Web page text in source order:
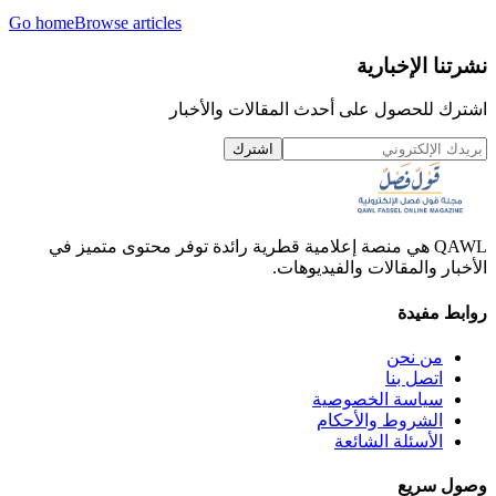
Go homeBrowse articles
نشرتنا الإخبارية
اشترك للحصول على أحدث المقالات والأخبار
اشترك
QAWL هي منصة إعلامية قطرية رائدة توفر محتوى متميز في
الأخبار والمقالات والفيديوهات.
روابط مفيدة
من نحن
اتصل بنا
سياسة الخصوصية
الشروط والأحكام
الأسئلة الشائعة
وصول سريع